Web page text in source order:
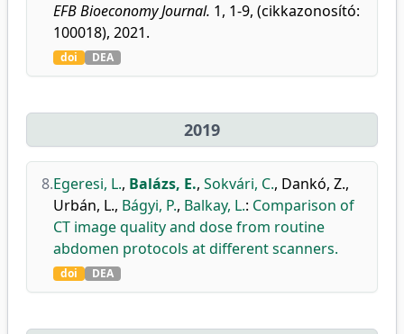
EFB Bioeconomy Journal. 1, 1-9, (cikkazonosító:
100018), 2021.
doi DEA
2019
8.Egeresi, L., Balázs, E., Sokvári, C., Dankó, Z.,
Urbán, L., Bágyi, P., Balkay, L.: Comparison of
CT image quality and dose from routine
abdomen protocols at different scanners.
doi DEA